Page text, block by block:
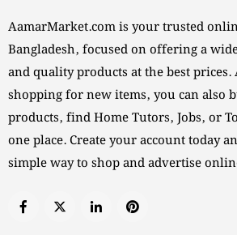
AamarMarket.com is your trusted
Bangladesh, focused on offering a
and quality products at the best
shopping for new items, you can also
products, find Home Tutors, Jobs, or
one place. Create your account today
simple way to shop and advertise